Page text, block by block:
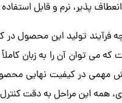
پذیر، نرم و قابل
فرآیند تولید این محصول در
که می توان آن را به زبان
مهمی در کیفیت نهایی محصول
همه این مراحل به دقت